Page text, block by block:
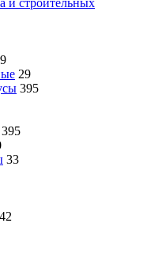
и строительных
29
395
395
33
42